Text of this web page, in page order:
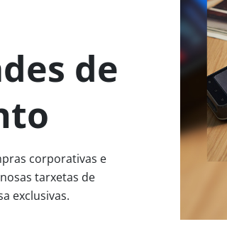
de
corporativas e
tarxetas de
exclusivas.